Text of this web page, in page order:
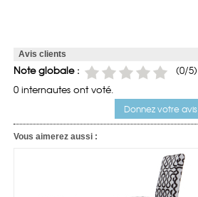
Avis clients
Note globale :
(0/5)
0 internautes ont voté.
Donnez votre avis
Vous aimerez aussi :